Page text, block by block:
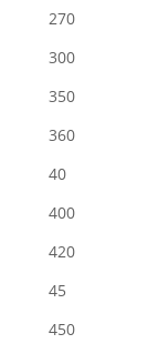
270
300
350
360
40
400
420
45
450